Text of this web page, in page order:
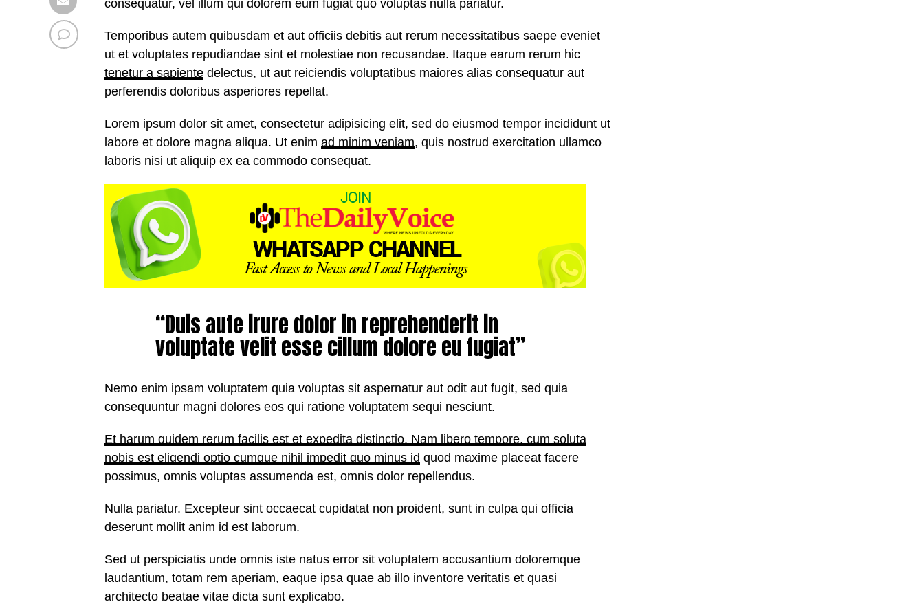
consequatur, vel illum qui dolorem eum fugiat quo voluptas nulla pariatur.
Temporibus autem quibusdam et aut officiis debitis aut rerum necessitatibus saepe eveniet
ut et voluptates repudiandae sint et molestiae non recusandae. Itaque earum rerum hic
tenetur a sapiente delectus, ut aut reiciendis voluptatibus maiores alias consequatur aut
perferendis doloribus asperiores repellat.
Lorem ipsum dolor sit amet, consectetur adipisicing elit, sed do eiusmod tempor incididunt ut
labore et dolore magna aliqua. Ut enim ad minim veniam, quis nostrud exercitation ullamco
laboris nisi ut aliquip ex ea commodo consequat.
“Duis aute irure dolor in reprehenderit in
voluptate velit esse cillum dolore eu fugiat”
Nemo enim ipsam voluptatem quia voluptas sit aspernatur aut odit aut fugit, sed quia
consequuntur magni dolores eos qui ratione voluptatem sequi nesciunt.
Et harum quidem rerum facilis est et expedita distinctio. Nam libero tempore, cum soluta
nobis est eligendi optio cumque nihil impedit quo minus id quod maxime placeat facere
possimus, omnis voluptas assumenda est, omnis dolor repellendus.
Nulla pariatur. Excepteur sint occaecat cupidatat non proident, sunt in culpa qui officia
deserunt mollit anim id est laborum.
Sed ut perspiciatis unde omnis iste natus error sit voluptatem accusantium doloremque
laudantium, totam rem aperiam, eaque ipsa quae ab illo inventore veritatis et quasi
architecto beatae vitae dicta sunt explicabo.